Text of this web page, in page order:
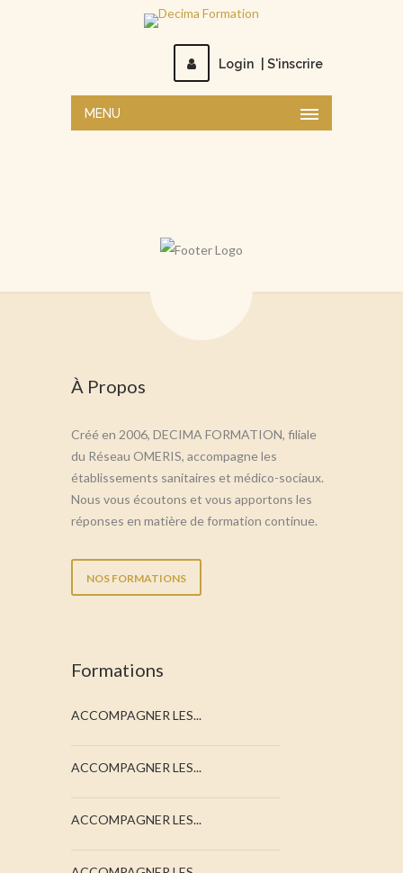
Login S'inscrire
MENU
À Propos
Créé en 2006, DECIMA FORMATION, filiale
du Réseau OMERIS, accompagne les
établissements sanitaires et médico-sociaux.
Nous vous écoutons et vous apportons les
réponses en matière de formation continue.
NOS FORMATIONS
Formations
ACCOMPAGNER LES...
ACCOMPAGNER LES...
ACCOMPAGNER LES...